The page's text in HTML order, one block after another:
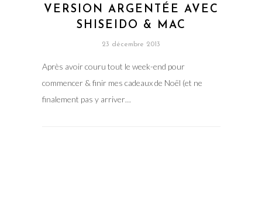
VERSION ARGENTÉE AVEC
SHISEIDO & MAC
23 décembre 2013
Après avoir couru tout le week-end pour
commencer & finir mes cadeaux de Noël (et ne
finalement pas y arriver…